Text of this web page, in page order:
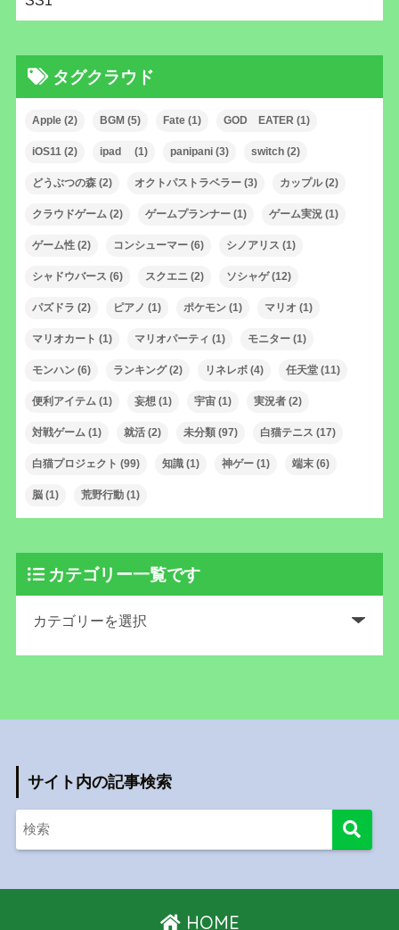
タグクラウド
Apple(2) BGM (5) Fate(1) GOD EATER (1)
iOS11(2) ipad (1) panipani(3) switch(2)
どうぶつの森(2) オクトパストラベラー(3) カップル(2)
クラウドゲーム(2) ゲームプランナー(1) ゲーム実況(1)
ゲーム性(2) コンシューマー(6) シノアリス (1)
シャドウバース (6) スクエニ(2) ソシャゲ(12)
パズドラ (2) ピアノ (1) ポケモン(1) マリオ (1)
マリオカート (1) マリオパーティ (1) モニター(1)
モンハン(6) ランキング(2) リネレボ(4) 任天堂(11)
便利アイテム(1) 妄想(1) 宇宙(1) 実況者(2)
対戦ゲーム(1) 就活(2) 未分類(97) 白猫テニス (17)
白猫プロジェクト (99) 知識(1) 神ゲー(1) 端末(6)
脳(1) 荒野行動(1)
カテゴリー一覧です
サイト内の記事検索
HOME